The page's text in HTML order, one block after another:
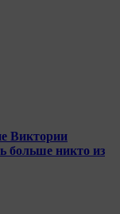
Виктории
больше никто из